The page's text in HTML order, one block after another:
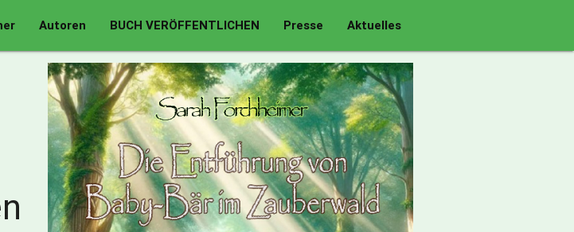
Autoren BUCH VERÖFFENTLICHEN Presse Aktuelles